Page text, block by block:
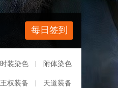
每日签到
时装染色 附体染色
王权装备 天道装备